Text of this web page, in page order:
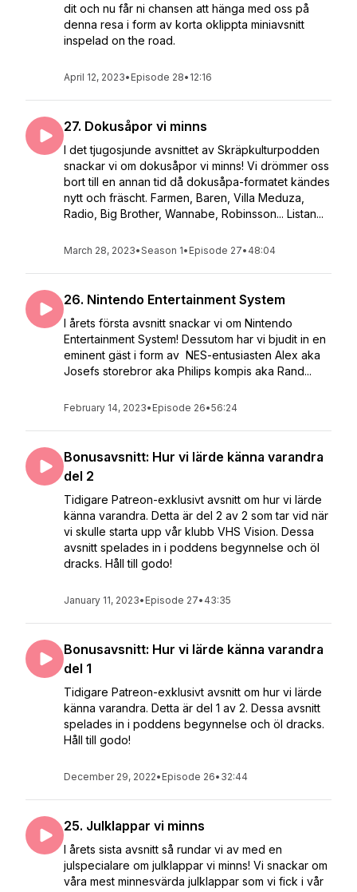
dit och nu får ni chansen att hänga med oss på
denna resa i form av korta oklippta miniavsnitt
inspelad on the road.
April 12, 2023• Episode 28• 12:16
27. Dokusåpor vi minns
I det tjugosjunde avsnittet av Skräpkulturpodden
snackar vi om dokusåpor vi minns! Vi drömmer oss
bort till en annan tid då dokusåpa-formatet kändes
nytt och fräscht. Farmen, Baren, Villa Meduza,
Radio, Big Brother, Wannabe, Robinsson... Listan...
March 28, 2023•Season 1• Episode 27• 48:04
26. Nintendo Entertainment System
I årets första avsnitt snackar vi om Nintendo
Entertainment System! Dessutom har vi bjudit in en
eminent gäst i form av NES-entusiasten Alex aka
Josefs storebror aka Philips kompis aka Rand...
February 14, 2023• Episode 26•56:24
Bonusavsnitt: Hur vi lärde känna varandra
del 2
Tidigare Patreon-exklusivt avsnitt om hur vi lärde
känna varandra. Detta är del 2 av 2 som tar vid när
vi skulle starta upp vår klubb VHS Vision. Dessa
avsnitt spelades in i poddens begynnelse och öl
dracks. Håll till godo!
January 11, 2023• Episode 27• 43:35
Bonusavsnitt: Hur vi lärde känna varandra
del 1
Tidigare Patreon-exklusivt avsnitt om hur vi lärde
känna varandra. Detta är del 1 av 2. Dessa avsnitt
spelades in i poddens begynnelse och öl dracks.
Håll till godo!
December 29, 2022• Episode 26• 32:44
25. Julklappar vi minns
I årets sista avsnitt så rundar vi av med en
julspecialare om julklappar vi minns! Vi snackar om
våra mest minnesvärda julklappar som vi fick i vår